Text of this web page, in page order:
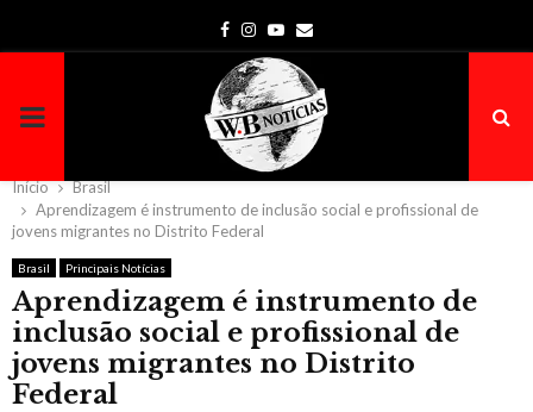
Facebook
Instagram
Youtube
Email
PRIMARY
MENU
Início
Brasil
Aprendizagem é instrumento de inclusão social e profissional de
jovens migrantes no Distrito Federal
Brasil Principais Notícias
Aprendizagem é instrumento de
inclusão social e profissional de
jovens migrantes no Distrito
Federal